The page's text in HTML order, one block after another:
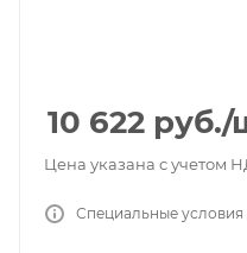
10 622 руб./
Цена указана с учетом
Специальные